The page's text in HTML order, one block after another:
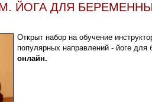
ЙОГА ДЛЯ
Открыт набор на обучение
популярных направлений - йоге для
онлайн.